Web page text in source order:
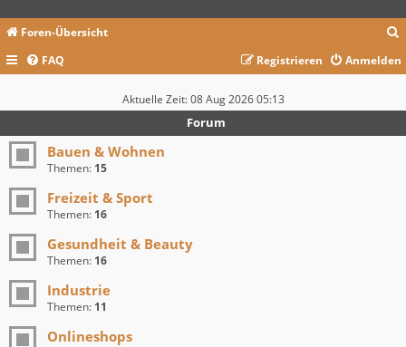
Foren-Übersicht
c
FAQ Anmelden
Registrieren
Aktuelle Zeit: 08 Aug 2026 05:13
Forum
Bauen & Wohnen
Themen: 15
Freizeit & Sport
Themen: 16
Gesundheit & Beauty
Themen: 16
Industrie
Themen: 11
Onlineshops